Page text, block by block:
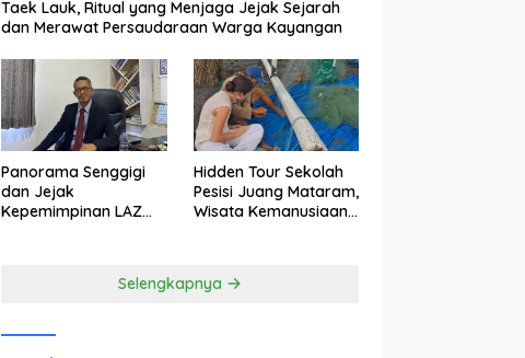
Taek Lauk, Ritual yang Menjaga Jejak Sejarah
dan Merawat Persaudaraan Warga Kayangan
Panorama Senggigi
dan Jejak
Kepemimpinan LAZ
Hidden Tour Sekolah
Pesisi Juang Mataram,
Wisata Kemanusiaan
Selengkapnya